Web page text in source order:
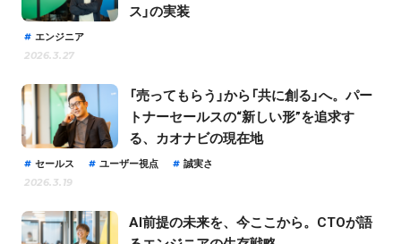
ス」の実装
エンジニア
2026.3.27
「売ってもらう」から「共に創る」へ。パー
トナーセールスの“新しい形”を追求す
る、カオナビの現在地
セールス ユーザー視点
誠実さ
2026.3.19
AI前提の未来を、今ここから。CTOが語